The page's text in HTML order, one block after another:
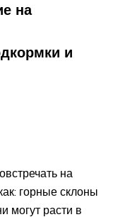
на
и
на
горные склоны
могут расти в